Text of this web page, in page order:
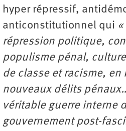
hyper répressif,
anticonstitutionnel qui
répression politique,
populisme pénal,
de classe et racisme,
nouveaux délits
véritable guerre interne
gouvernement post-